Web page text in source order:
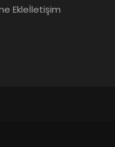
Ekleİletişim